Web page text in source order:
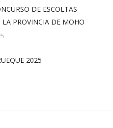
DE ESCOLTAS
LA PROVINCIA DE MOHO
2025